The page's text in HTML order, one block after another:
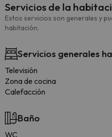
Servicios de la
Estos servicios son generales y
habitación.
Servicios generales
Televisión
Zona de cocina
Calefacción
Baño
WC